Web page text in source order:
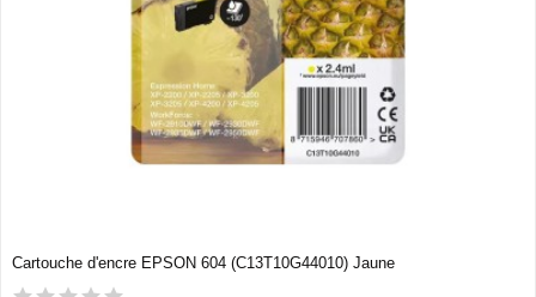
Cartouche d'encre EPSON 604 (C13T10G44010) Jaune